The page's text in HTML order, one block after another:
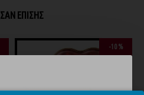
ΕΠΊΣΗΣ
-10 %